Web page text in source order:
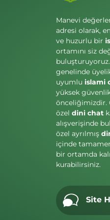
Manevi
adresi olarak,
ve huzurlu bir
ortamını siz
genelinde
uyumlu islami
yüksek
önceliğimizdir.
özel dini chat
alışverişinde
özel ayrılmış
içinde
bir ortamda
kurabilirsiniz.
Site